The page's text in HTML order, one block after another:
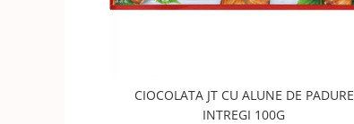
CIOCOLATA JT CU ALUNE DE PADURE
INTREGI 100G